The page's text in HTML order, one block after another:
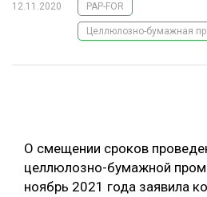
ЛЕСНОЕ ХОЗЯЙСТВО
ЛЕСОЗАГОТОВКА
БИОЭНЕРГЕТИКА
ЛЕСОВОССТАНОВЛЕНИЕ И ЗАЩИТА
ТЕМАТИЧЕСКИЕ ПРОЕКТЫ
12.11.2020 PAP-FOR
Целлюлозно-бумажная
О смещении сроков
целлюлозно-бумажной
ноябрь 2021 года заявила